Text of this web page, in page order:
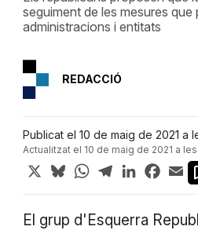
seguiment de les mesures que
administracions i entitats
REDACCIÓ
Publicat el 10 de maig de 2021 a
Actualitzat el 10 de maig de 2021 a
X BlueskyWhatsApp
TelegramLinkedIn
El grup d'Esquerra